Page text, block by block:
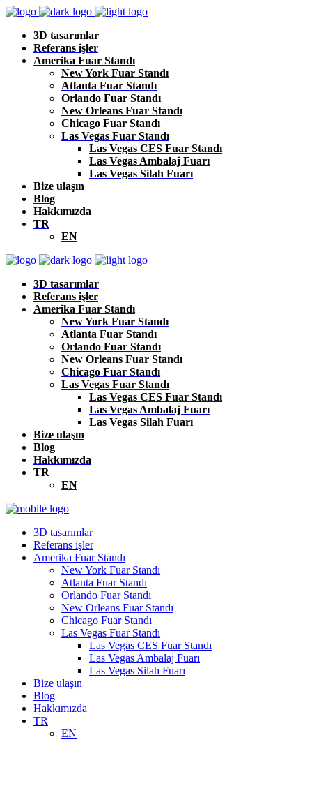
3D tasarımlar
Referans işler
Amerika Fuar Standı
New York Fuar Standı
Atlanta Fuar Standı
Orlando Fuar Standı
New Orleans Fuar Standı
Chicago Fuar Standı
Las Vegas Fuar Standı
Las Vegas CES Fuar Standı
Las Vegas Ambalaj Fuarı
Las Vegas Silah Fuarı
Bize ulaşın
Blog
Hakkımızda
TR
EN
3D tasarımlar
Referans işler
Amerika Fuar Standı
New York Fuar Standı
Atlanta Fuar Standı
Orlando Fuar Standı
New Orleans Fuar Standı
Chicago Fuar Standı
Las Vegas Fuar Standı
Las Vegas CES Fuar Standı
Las Vegas Ambalaj Fuarı
Las Vegas Silah Fuarı
Bize ulaşın
Blog
Hakkımızda
TR
EN
3D tasarımlar
Referans işler
Amerika Fuar Standı
New York Fuar Standı
Atlanta Fuar Standı
Orlando Fuar Standı
New Orleans Fuar Standı
Chicago Fuar Standı
Las Vegas Fuar Standı
Las Vegas CES Fuar Standı
Las Vegas Ambalaj Fuarı
Las Vegas Silah Fuarı
Bize ulaşın
Blog
Hakkımızda
TR
EN